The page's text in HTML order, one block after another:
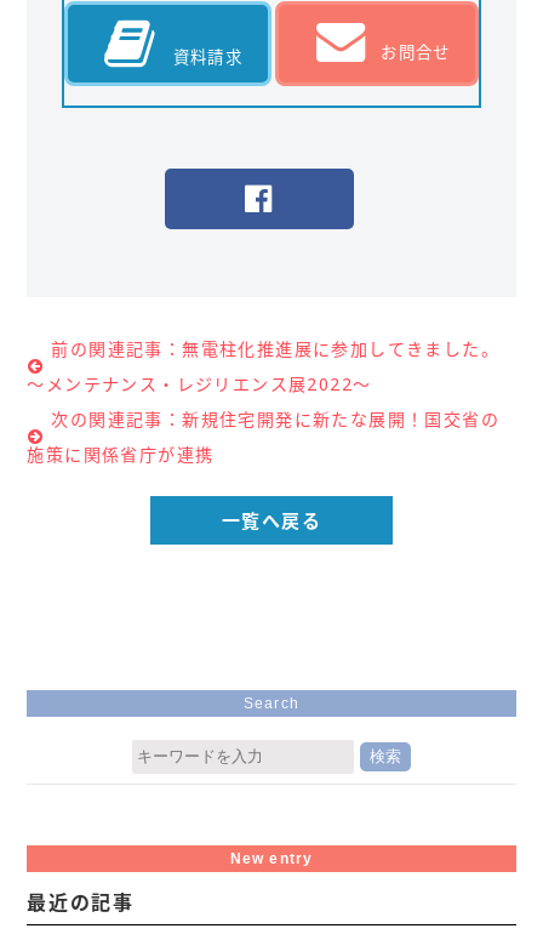
資料請求 お問合せ
前の関連記事：無電柱化推進展に参加してきました。
～メンテナンス・レジリエンス展2022～
次の関連記事：新規住宅開発に新たな展開！国交省の
施策に関係省庁が連携
一覧へ戻る
Search
New entry
最近の記事